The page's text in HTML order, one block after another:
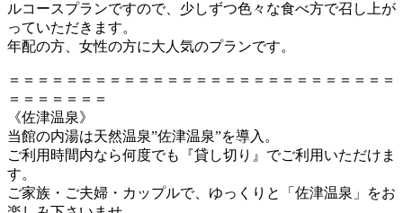
ルコースプランですので、少しずつ色々な食べ方で召し上が
っていただきます。
年配の方、女性の方に大人気のプランです。
＝＝＝＝＝＝＝＝＝＝＝＝＝＝＝＝＝＝＝＝＝＝＝＝＝＝＝
＝＝＝＝＝＝＝
《佐津温泉》
当館の内湯は天然温泉”佐津温泉”を導入。
ご利用時間内なら何度でも『貸し切り』でご利用いただけま
す。
ご家族・ご夫婦・カップルで、ゆっくりと「佐津温泉」をお